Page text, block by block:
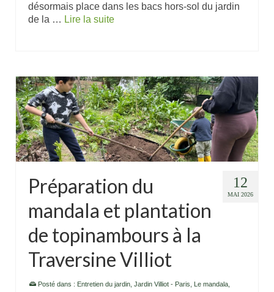
désormais place dans les bacs hors-sol du jardin
de la … Lire la suite
12
MAI 2026
Préparation du
mandala et plantation
de topinambours à la
Traversine Villiot
Posté dans : Entretien du jardin Jardin Villiot - Paris Le mandala